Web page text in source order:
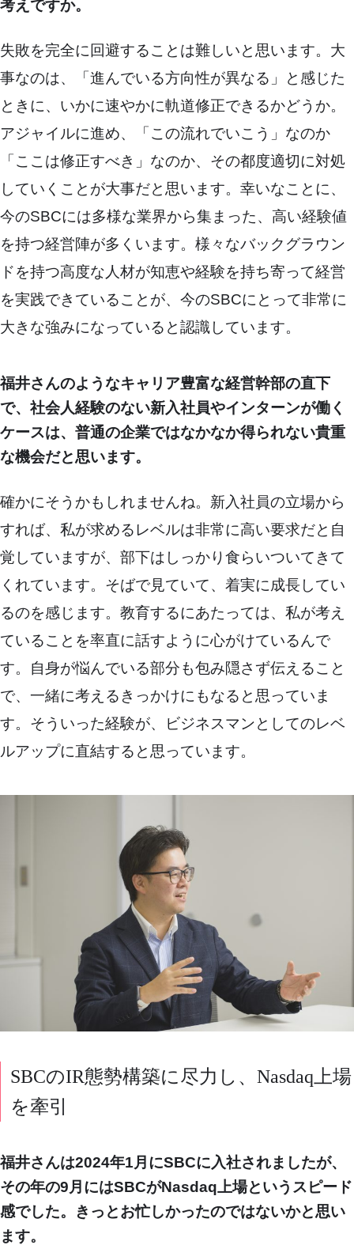
考えですか。
失敗を完全に回避することは難しいと思います。大
事なのは、「進んでいる方向性が異なる」と感じた
ときに、いかに速やかに軌道修正できるかどうか。
アジャイルに進め、「この流れでいこう」なのか
「ここは修正すべき」なのか、その都度適切に対処
していくことが大事だと思います。幸いなことに、
今のSBCには多様な業界から集まった、高い経験値
を持つ経営陣が多くいます。様々なバックグラウン
ドを持つ高度な人材が知恵や経験を持ち寄って経営
を実践できていることが、今のSBCにとって非常に
大きな強みになっていると認識しています。
福井さんのようなキャリア豊富な経営幹部の直下
で、社会人経験のない新入社員やインターンが働く
ケースは、普通の企業ではなかなか得られない貴重
な機会だと思います。
確かにそうかもしれませんね。新入社員の立場から
すれば、私が求めるレベルは非常に高い要求だと自
覚していますが、部下はしっかり食らいついてきて
くれています。そばで見ていて、着実に成長してい
るのを感じます。教育するにあたっては、私が考え
ていることを率直に話すように心がけているんで
す。自身が悩んでいる部分も包み隠さず伝えること
で、一緒に考えるきっかけにもなると思っていま
す。そういった経験が、ビジネスマンとしてのレベ
ルアップに直結すると思っています。
SBCのIR態勢構築に尽力し、Nasdaq上場
を牽引
福井さんは2024年1月にSBCに入社されましたが、
その年の9月にはSBCがNasdaq上場というスピード
感でした。きっとお忙しかったのではないかと思い
ます。